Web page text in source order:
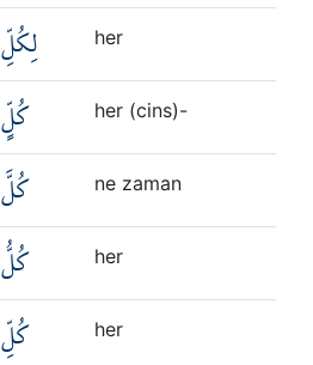
لِكُلِّ her
كُلٍّ her (cins)-
كُلَّ ne zaman
كُلُّ her
كُلِّ her